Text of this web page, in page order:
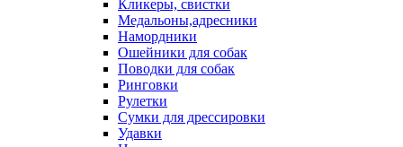
Кликеры, свистки
Медальоны,адресники
Намордники
Ошейники для собак
Поводки для собак
Ринговки
Рулетки
Сумки для дрессировки
Удавки